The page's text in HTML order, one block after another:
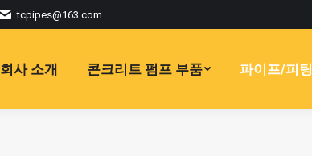
tcpipes@163.com
회사 소개 콘크리트 펌프 부품 파이프/피팅